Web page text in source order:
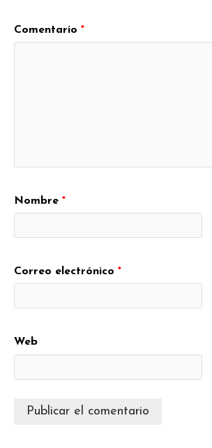
Comentario *
Nombre *
Correo electrónico *
Web